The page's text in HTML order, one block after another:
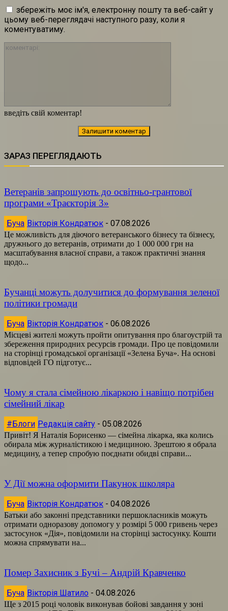
введіть свій коментар!
збережіть моє ім'я, електронну пошту та веб-сайт у
цьому веб-переглядачі наступного разу, коли я
коментуватиму.
ЗАРАЗ ПЕРЕГЛЯДАЮТЬ
Ветеранів запрошують до освітньо-грантової
програми «Траєкторія 3»
Буча Вікторія Кондратюк - 07.08.2026
Це можливість для діючого ветеранського бізнесу та бізнесу,
дружнього до ветеранів, отримати до 1 000 000 грн на
масштабування власної справи, а також практичні знання
щодо...
Бучанці можуть долучитися до формування зеленої
політики громади
Буча Вікторія Кондратюк - 06.08.2026
Місцеві жителі можуть пройти опитування про благоустрій та
збереження природних ресурсів громади. Про це повідомили
на сторінці громадської організації «Зелена Буча». На основі
відповідей ГО підготує...
Чому я стала сімейною лікаркою і навіщо потрібен
сімейний лікар
#Блоги Редакція сайту - 05.08.2026
Привіт! Я Наталія Борисенко — сімейна лікарка, яка колись
обирала між журналістикою і медициною. Зрештою я обрала
медицину, а тепер спробую поєднати обидві справи...
У Дії можна оформити Пакунок школяра
Буча Вікторія Кондратюк - 04.08.2026
Батьки або законні представники першокласників можуть
отримати одноразову допомогу у розмірі 5 000 гривень через
застосунок «Дія», повідомили на сторінці застосунку. Кошти
можна спрямувати на...
Помер Захисник з Бучі – Андрій Кравченко
Буча Вікторія Шатило - 04.08.2026
Ще з 2015 році чоловік виконував бойові завдання у зоні